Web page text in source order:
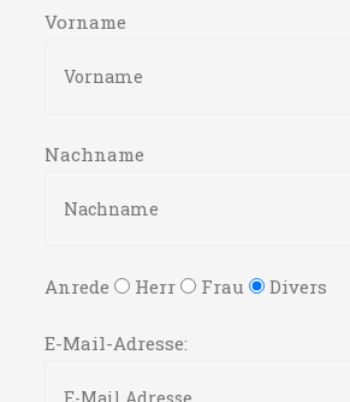
Vorname
Nachname
Anrede Herr Frau Divers
E-Mail-Adresse: